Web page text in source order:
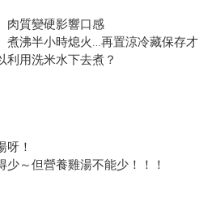
肉質變硬影響口感
煮沸半小時熄火…再置涼冷藏保存才
用洗米水下去煮？
！
～但營養雞湯不能少！！！